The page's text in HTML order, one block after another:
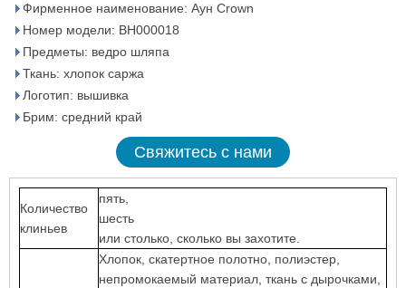
Фирменное наименование: Аун Crown
Номер модели: BH000018
Предметы: ведро шляпа
Ткань: хлопок саржа
Логотип: вышивка
Брим: средний край
Свяжитесь с нами
Количество
клиньев
пять,
шесть
или столько, сколько вы захотите.
Хлопок, скатертное полотно, полиэстер,
непромокаемый материал, ткань с дырочками,